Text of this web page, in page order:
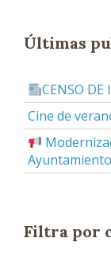
Últimas
CENSO DE
Cine de
Filtra por